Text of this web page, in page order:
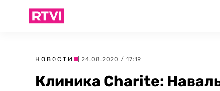
НОВОСТИ | 24.08.2020 / 17:19
Клиника Сharite: